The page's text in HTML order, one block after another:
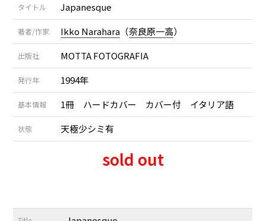
タイトル Japanesque
著者/作家 Ikko Narahara （奈良原一高）
出版社 MOTTA FOTOGRAFIA
発行年 1994年
基本情報 1冊 ハードカバー カバー付 イタリア語
状態 天極少シミ有
sold out